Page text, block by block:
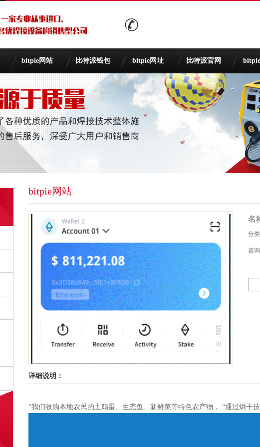
bitpie网站 比特派钱包 bitpie网址 比特派官网
bitpie网站
名
分
咨
详细说明：
“我们收购本地农民的土鸡蛋、生态鱼、新鲜菜等特色农产物， “通过烘干技